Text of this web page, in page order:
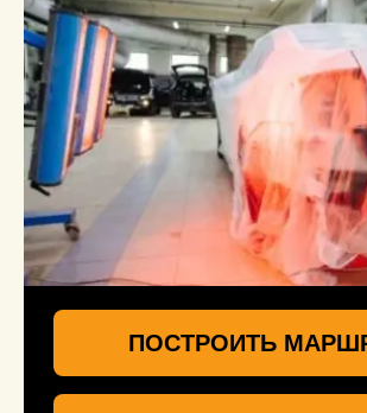
ПОСТРОИТЬ